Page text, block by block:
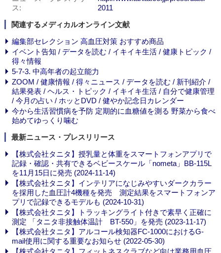
ス
2011
関連するメディカルオンライン文献
編集部セレクション 高血圧対策 おすすめ商品
イベント告知 / データを読む / イキイキ生活 / 健康トピック /
得々情報
5-7-3. 中高年者の起立能力
ZOOM / 健康情報 / 得々ニュース / データを読む / 新刊紹介 /
結果発表 / ヘルス・トピック / イキイキ生活 / 自分で健康管理
/ 今月の占い / ホッとDVD / 健やか記念日カレンダー
今から生活習慣病を予防 定期的に血糖値を測る 野菜から食べ
始めてゆっくり噛む
最新ニュース・プレスリリース
【株式会社タニタ】授乳量と体重をスマートフォンアプリで
記録・確認・共有できるベビースケール「nometa」BB-115L
を11月15日に発売 (2024-11-14)
【株式会社タニタ】インテリアになじみやすいダークカラー
を採用した血圧計4機種を発売 測定結果をスマートフォンア
プリで記録できるモデルも (2024-10-31)
【株式会社タニタ】トラッキングライト付きで素早く正確に
測定 「タニタ非接触体温計 BT-550」を発売 (2023-11-17)
【株式会社タニタ】アルコール検知器FC-1000におけるG-
mail使用に関する重要なお知らせ (2022-05-30)